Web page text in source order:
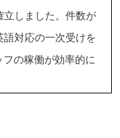
立しました。件数が
対応の一次受けを
の稼働が効率的に